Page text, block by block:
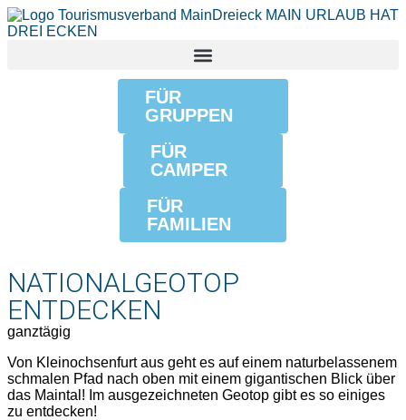
FÜR
GRUPPEN
FÜR
CAMPER
FÜR
FAMILIEN
NATIONALGEOTOP
ENTDECKEN
ganztägig
Von Kleinochsenfurt aus geht es auf einem naturbelassenem
schmalen Pfad nach oben mit einem gigantischen Blick über
das Maintal! Im ausgezeichneten Geotop gibt es so einiges
zu entdecken!